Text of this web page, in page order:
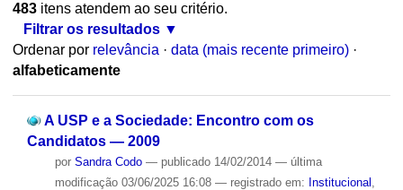
483itens atendem ao seu critério.
Filtrar os resultados
Ordenar por relevância · data (mais recente primeiro) ·
alfabeticamente
A USP e a Sociedade: Encontro com os
Candidatos — 2009
por Sandra Codo — publicado14/02/2014 — última
modificação03/06/2025 16:08 — registrado em: Institucional